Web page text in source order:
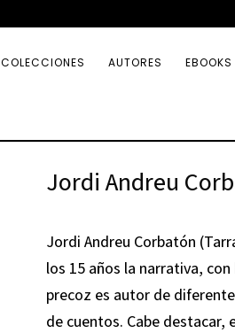
COLECCIONES AUTORES EBOOKS
Jordi Andreu
Jordi Andreu Corbatón
los 15 años la narrativa,
precoz es autor de
de cuentos. Cabe destacar,